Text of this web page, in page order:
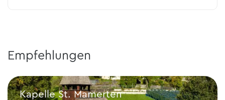
Empfehlungen
Kapelle St. Mamerten